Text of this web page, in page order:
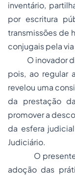
inventário,
por escritura
transmissões de
conjugais pela
O inovador
pois, ao regular
revelou uma
da prestação
promover a
da esfera
Judiciário.
O presente
adoção das